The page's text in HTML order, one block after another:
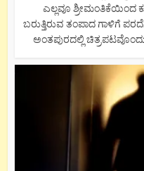
ಎಲ್ಲವೂ ಶ್ರೀಮಂತಿಕೆಯಿಂದ
ಬರುತ್ತಿರುವ ತಂಪಾದ ಗಾಳಿಗೆ
ಅಂತಪುರದಲ್ಲಿ ಚಿತ್ರಪಟವೊಂದು